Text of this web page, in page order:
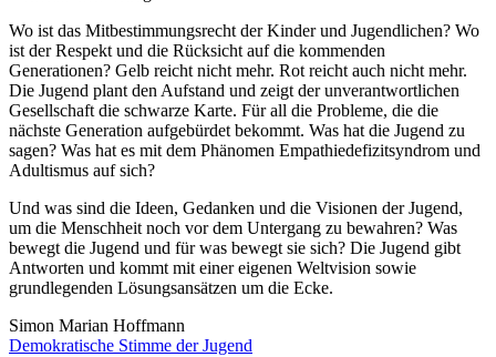
Wo ist das Mitbestimmungsrecht der Kinder und Jugendlichen? Wo
ist der Respekt und die Rücksicht auf die kommenden
Generationen? Gelb reicht nicht mehr. Rot reicht auch nicht mehr.
Die Jugend plant den Aufstand und zeigt der unverantwortlichen
Gesellschaft die schwarze Karte. Für all die Probleme, die die
nächste Generation aufgebürdet bekommt. Was hat die Jugend zu
sagen? Was hat es mit dem Phänomen Empathiedefizitsyndrom und
Adultismus auf sich?
Und was sind die Ideen, Gedanken und die Visionen der Jugend,
um die Menschheit noch vor dem Untergang zu bewahren? Was
bewegt die Jugend und für was bewegt sie sich? Die Jugend gibt
Antworten und kommt mit einer eigenen Weltvision sowie
grundlegenden Lösungsansätzen um die Ecke.
Simon Marian Hoffmann
Demokratische Stimme der Jugend